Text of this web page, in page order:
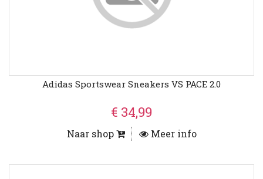
Adidas Sportswear Sneakers VS PACE 2.0
€ 34,99
Naar shop Meer info